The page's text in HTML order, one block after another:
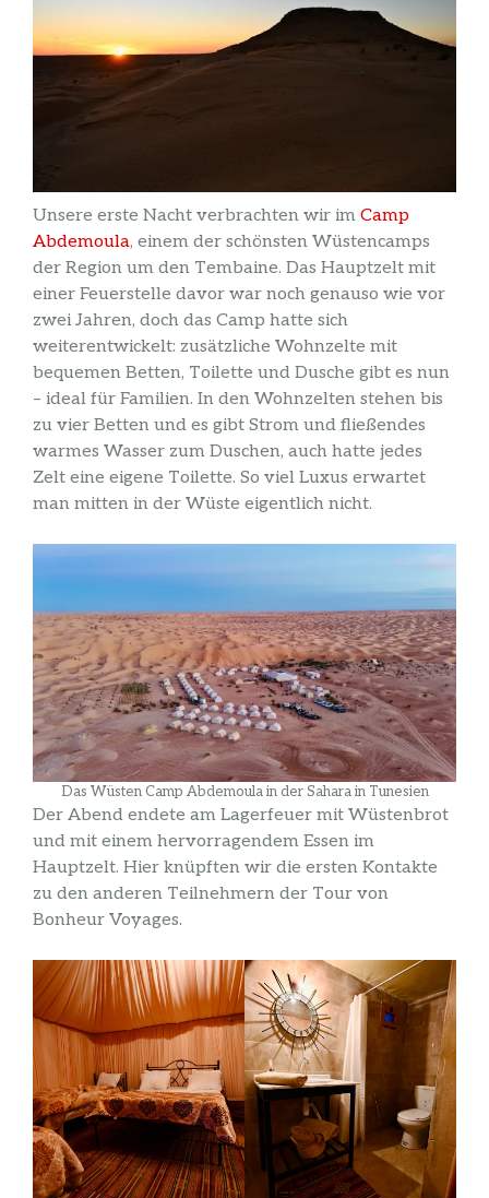
Unsere erste Nacht verbrachten wir im Camp
Abdemoula, einem der schönsten Wüstencamps
der Region um den Tembaine. Das Hauptzelt mit
einer Feuerstelle davor war noch genauso wie vor
zwei Jahren, doch das Camp hatte sich
weiterentwickelt: zusätzliche Wohnzelte mit
bequemen Betten, Toilette und Dusche gibt es nun
– ideal für Familien. In den Wohnzelten stehen bis
zu vier Betten und es gibt Strom und fließendes
warmes Wasser zum Duschen, auch hatte jedes
Zelt eine eigene Toilette. So viel Luxus erwartet
man mitten in der Wüste eigentlich nicht.
Das Wüsten Camp Abdemoula in der Sahara in Tunesien
Der Abend endete am Lagerfeuer mit Wüstenbrot
und mit einem hervorragendem Essen im
Hauptzelt. Hier knüpften wir die ersten Kontakte
zu den anderen Teilnehmern der Tour von
Bonheur Voyages.